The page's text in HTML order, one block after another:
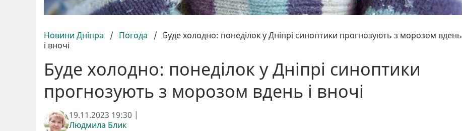
Новини Дніпра / Погода / Буде холодно: понеділок у Дніпрі синоптики прогнозують з морозом вдень
і вночі
Буде холодно: понеділок у Дніпрі синоптики
прогнозують з морозом вдень і вночі
19.11.2023 19:30 |
Людмила Блик